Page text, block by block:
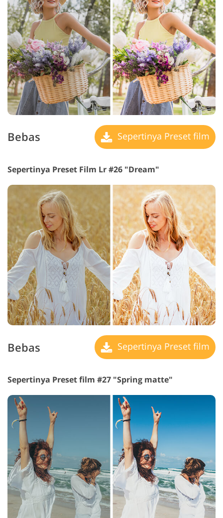
Bebas Sepertinya Preset film
Sepertinya Preset Film Lr #26 "Dream"
Bebas Sepertinya Preset film
Sepertinya Preset film #27 "Spring matte"